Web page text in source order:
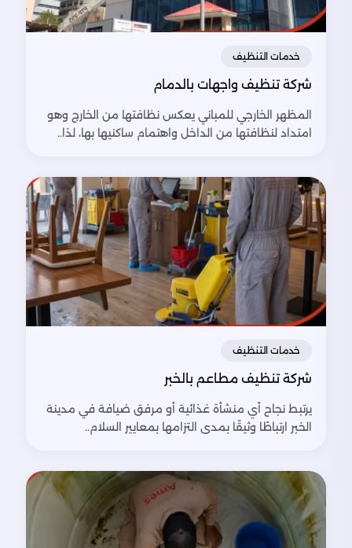
خدمات التنظيف
شركة تنظيف واجهات بالدمام
المظهر الخارجي للمباني يعكس نظافتها من الخارج وهو
امتداد لنظافتها من الداخل واهتمام ساكنيها بها، لذا..
خدمات التنظيف
شركة تنظيف مطاعم بالخبر
يرتبط نجاح أي منشأة غذائية أو مرفق ضيافة في مدينة
الخبر ارتباطًا وثيقًا بمدى التزامها بمعايير السلام..